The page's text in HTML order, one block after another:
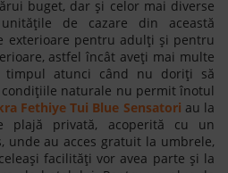
buget, dar și celor mai diverse
de cazare din această
exterioare pentru adulți și pentru
astfel încât aveți mai multe
atunci când nu doriți să
naturale nu permit înotul
Fethiye Tui Blue Sensatori au la
plajă privată, acoperită cu un
unde au acces gratuit la umbrele,
facilități vor avea parte și la